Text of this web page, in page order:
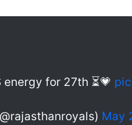
for 27th ⏳💗
May